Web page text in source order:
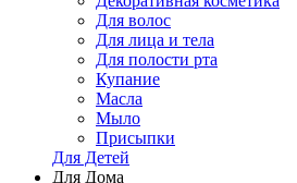
Для волос
Для лица и тела
Для полости рта
Купание
Масла
Мыло
Присыпки
Для Детей
Для Дома